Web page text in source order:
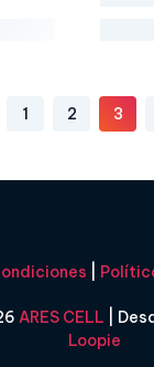
1 2 3
ARES CELL |
Loopie